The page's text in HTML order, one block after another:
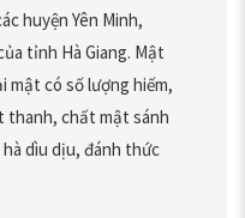
huyện Yên Minh,
tỉnh Hà Giang. Mật
mật có số lượng hiếm,
thanh, chất mật sánh
dìu dịu, đánh thức